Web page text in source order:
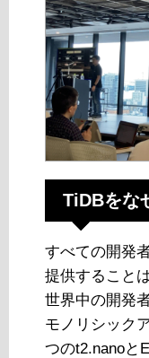
TiDBをな
すべての開発
提供すること
世界中の開発
モノリシック
つのt2.nanoと